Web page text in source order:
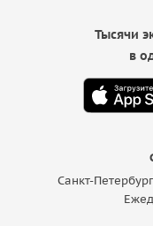
Санкт-
Тысячи
в